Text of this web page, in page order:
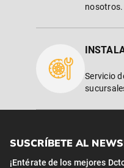
nosotros.
Servicio
SUSCRÍBETE AL
¡Entérate de los mejores